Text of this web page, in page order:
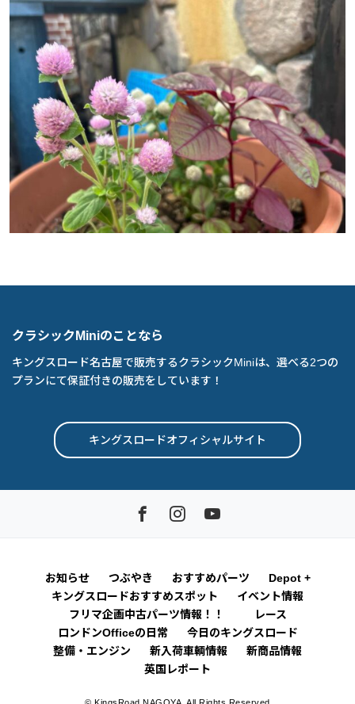
クラシックMiniのことなら
キングスロード名古屋で販売するクラシックMiniは、選べる2つの
プランにて保証付きの販売をしています！
キングスロードオフィシャルサイト
お知らせ つぶやき おすすめパーツ
Depot +
キングスロードおすすめスポット
イベント情報
フリマ企画中古パーツ情報！！
レース
ロンドンOfficeの日常
今日のキングスロード
整備・エンジン
新入荷車輌情報
新商品情報
英国レポート